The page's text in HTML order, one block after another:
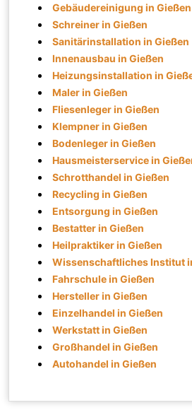
Gebäudereinigung in Gießen
Schreiner in Gießen
Sanitärinstallation in Gießen
Innenausbau in Gießen
Heizungsinstallation in
Maler in Gießen
Fliesenleger in Gießen
Klempner in Gießen
Bodenleger in Gießen
Hausmeisterservice in
Schrotthandel in Gießen
Recycling in Gießen
Entsorgung in Gießen
Bestatter in Gießen
Heilpraktiker in Gießen
Wissenschaftliches Institut
Fahrschule in Gießen
Hersteller in Gießen
Einzelhandel in Gießen
Werkstatt in Gießen
Großhandel in Gießen
Autohandel in Gießen